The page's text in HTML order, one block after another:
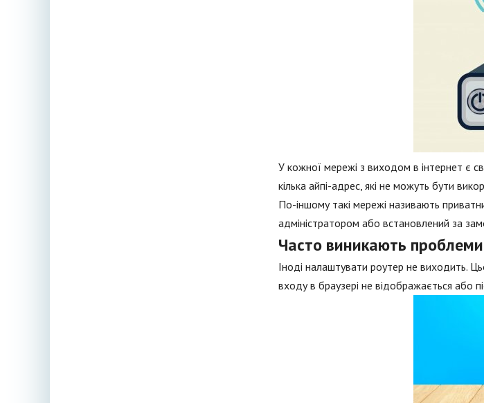
У кожної мережі з виходом в інтернет є
кілька айпі-адрес, які не можуть бути
По-іншому такі мережі називають
адміністратором або встановлений за
Часто виникають проблеми
Іноді налаштувати роутер не виходить.
входу в браузері не відображається або